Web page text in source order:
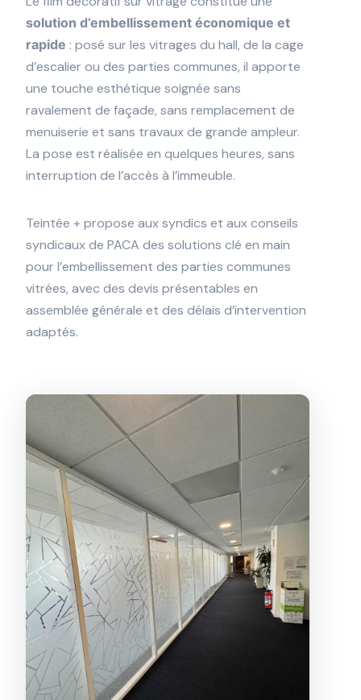
solution d’embellissement économique et
rapide : posé sur les vitrages du hall, de la cage
d’escalier ou des parties communes, il apporte
une touche esthétique soignée sans
ravalement de façade, sans remplacement de
menuiserie et sans travaux de grande ampleur.
La pose est réalisée en quelques heures, sans
interruption de l’accès à l’immeuble.
Teintée + propose aux syndics et aux conseils
syndicaux de PACA des solutions clé en main
pour l’embellissement des parties communes
vitrées, avec des devis présentables en
assemblée générale et des délais d’intervention
adaptés.